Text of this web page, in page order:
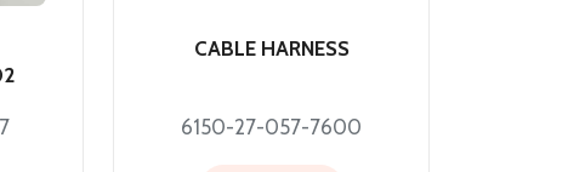
CABLE HARNESS
6150-27-057-7600